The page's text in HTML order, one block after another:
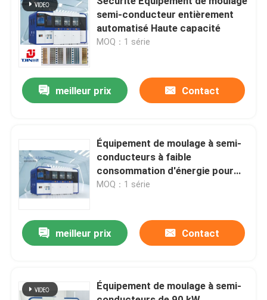
Vidéos
À propos de nous
Visite de l'usine
Contrôle de la qualité
Demandez un devis
machines de moulage à semi-conducteurs
Molds d'emboutissage du cadre de plomb IC
semi-conducteur entièrement
automatisé Haute capacité
MOQ：1 série
meilleur prix Contact
Équipement de moulage à semi-
conducteurs à faible
consommation d'énergie pour
presse à moulage automatique
MOQ：1 série
meilleur prix Contact
Équipement de moulage à semi-